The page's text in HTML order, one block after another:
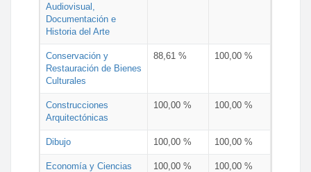
Audiovisual,
Documentación e
Historia del Arte
Conservación y
Restauración de Bienes
Culturales
88,61 % 100,00 %
Construcciones
Arquitectónicas
100,00 % 100,00 %
Dibujo 100,00 % 100,00 %
Economía y Ciencias
100,00 % 100,00 %